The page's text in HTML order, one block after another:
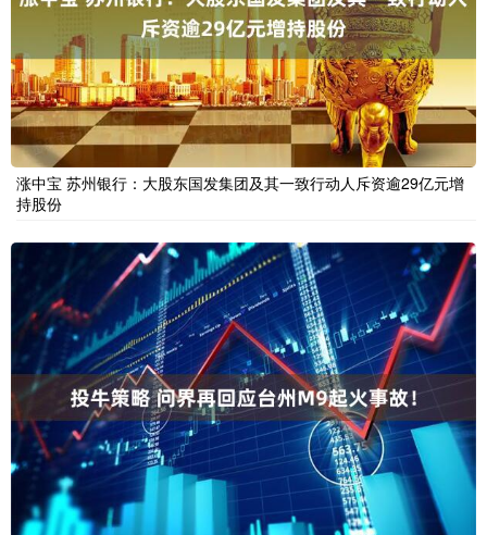
涨中宝 苏州银行：大股东国发集团及其一致行动人斥资逾29亿元增
持股份